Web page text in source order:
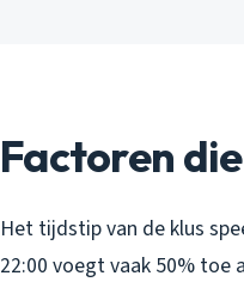
Factoren
Het tijdstip van de klus
22:00 voegt vaak 50%